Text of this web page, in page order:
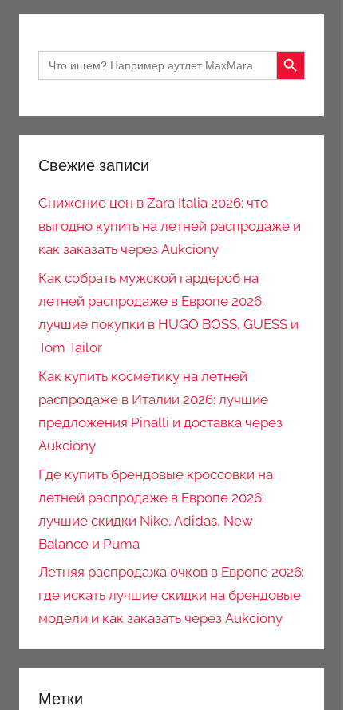
Search
for:
Search Button
Свежие записи
Снижение цен в Zara Italia 2026: что
выгодно купить на летней распродаже и
как заказать через Aukciony
Как собрать мужской гардероб на
летней распродаже в Европе 2026:
лучшие покупки в HUGO BOSS, GUESS и
Tom Tailor
Как купить косметику на летней
распродаже в Италии 2026: лучшие
предложения Pinalli и доставка через
Aukciony
Где купить брендовые кроссовки на
летней распродаже в Европе 2026:
лучшие скидки Nike, Adidas, New
Balance и Puma
Летняя распродажа очков в Европе 2026:
где искать лучшие скидки на брендовые
модели и как заказать через Aukciony
Метки